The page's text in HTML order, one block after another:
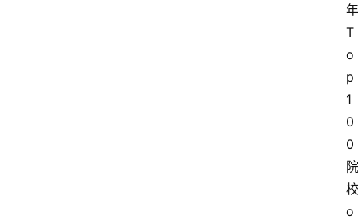
年
T
o
p
1
0
0
院
校
o